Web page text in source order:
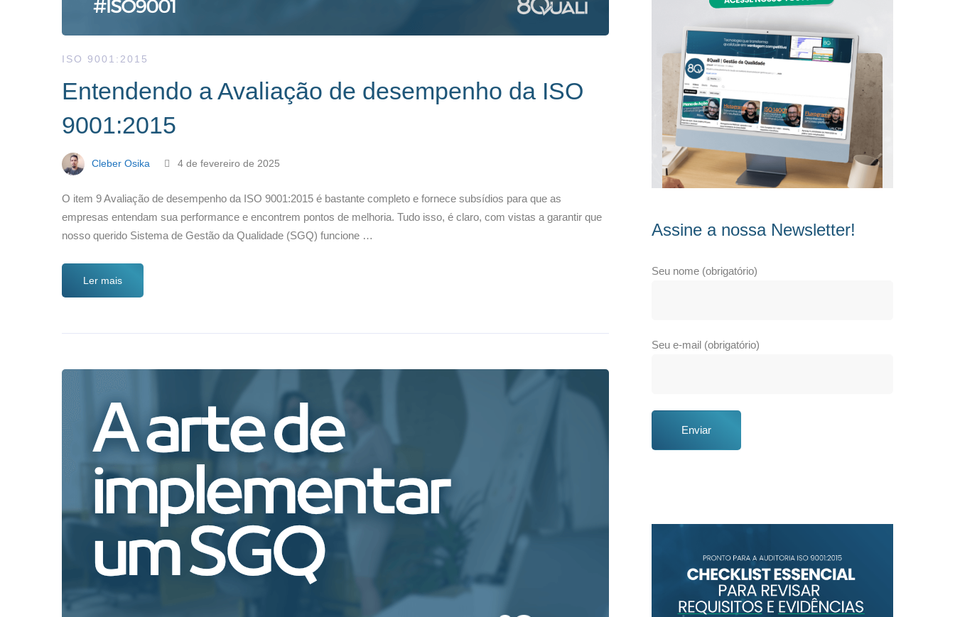
ISO 9001:2015
Entendendo a Avaliação de desempenho da ISO
9001:2015
Cleber Osika 4 de fevereiro de 2025
O item 9 Avaliação de desempenho da ISO 9001:2015 é bastante completo e fornece subsídios para que as
empresas entendam sua performance e encontrem pontos de melhoria. Tudo isso, é claro, com vistas a garantir que
nosso querido Sistema de Gestão da Qualidade (SGQ) funcione …
Ler mais
Assine a nossa Newsletter!
Seu nome (obrigatório)
Seu e-mail (obrigatório)